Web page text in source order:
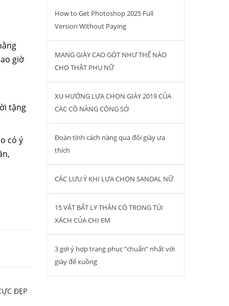
giờ
tặng
có ý
ĐẸP
How to Get Photoshop 2025 Full
Version Without Paying
MANG GIÀY CAO GÓT NHƯ THẾ NÀO
CHO THẬT PHỤ NỮ
XU HƯỚNG LỰA CHỌN GIÀY 2019 CỦA
CÁC CÔ NÀNG CÔNG SỞ
Đoán tính cách nàng qua đôi giày ưa
thích
CÁC LƯU Ý KHI LỰA CHỌN SANDAL NỮ
15 VẬT BẤT LY THÂN CÓ TRONG TÚI
XÁCH CỦA CHỊ EM
3 gợi ý hợp trang phục “chuẩn” nhất với
giày đế xuồng